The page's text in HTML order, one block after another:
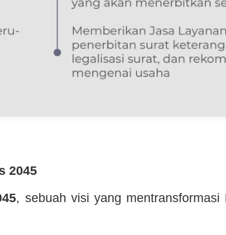
2045
, sebuah visi yang